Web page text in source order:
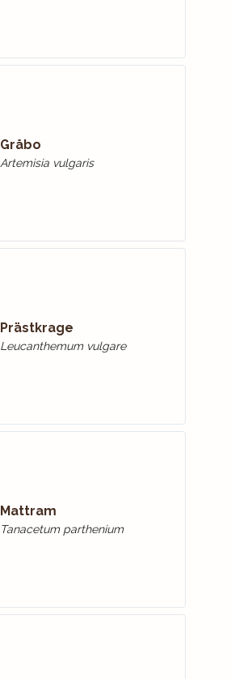
Gråbo
Artemisia vulgaris
Prästkrage
Leucanthemum vulgare
Mattram
Tanacetum parthenium